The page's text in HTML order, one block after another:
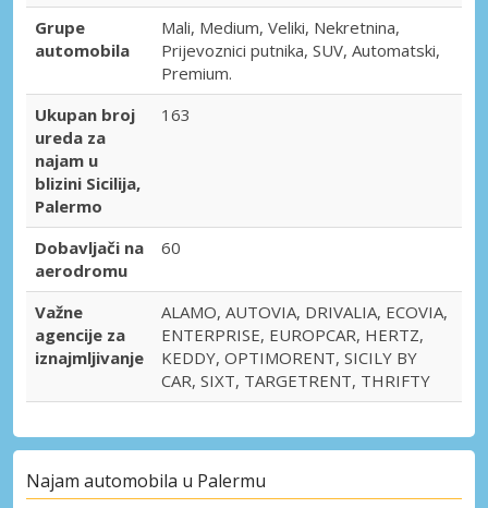
Grupe
automobila
Mali, Medium, Veliki, Nekretnina,
Prijevoznici putnika, SUV, Automatski,
Premium.
Ukupan broj
ureda za
najam u
blizini Sicilija,
Palermo
163
Dobavljači na
aerodromu
60
Važne
agencije za
iznajmljivanje
ALAMO, AUTOVIA, DRIVALIA, ECOVIA,
ENTERPRISE, EUROPCAR, HERTZ,
KEDDY, OPTIMORENT, SICILY BY
CAR, SIXT, TARGETRENT, THRIFTY
Najam automobila u Palermu